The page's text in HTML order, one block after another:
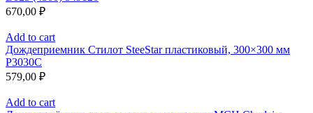
670,00 ₽
Add to cart
Дождеприемник Стилот SteeStar пластиковый, 300×300 мм
P3030C
579,00 ₽
Add to cart